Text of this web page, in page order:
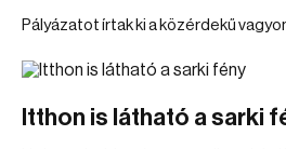
Pályázatot írtak ki a közérdekű
Itthon is látható a sarki